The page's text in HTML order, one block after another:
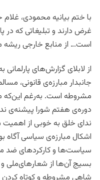
با ختم بیانیه محمودی،
غرض دارند و تبلیغاتی که
است… از منابع خارجی ریشه
از لابلای گزارش‌های
جانبدار مبارزه‌ی قانونی،
مشروطه است. به‌رغم این‌که
دوره‌ی هفتم شورا پیشنه‌ی
ندای خلق به خوبی از اهمیت
اشکال مبارزه‌ی سیاسی آگاه
سیاست‌ها و کارکردهای ضد
بسیج آن‌ها از شعارهای‌ملی و